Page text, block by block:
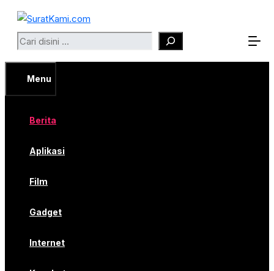
Langsung
Search
Menu
Berita
Aplikasi
Film
Gadget
Internet